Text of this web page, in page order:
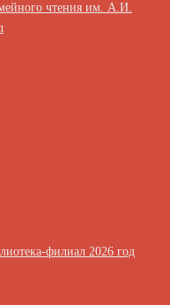
чтения им. А.И.
филиал 2026 год